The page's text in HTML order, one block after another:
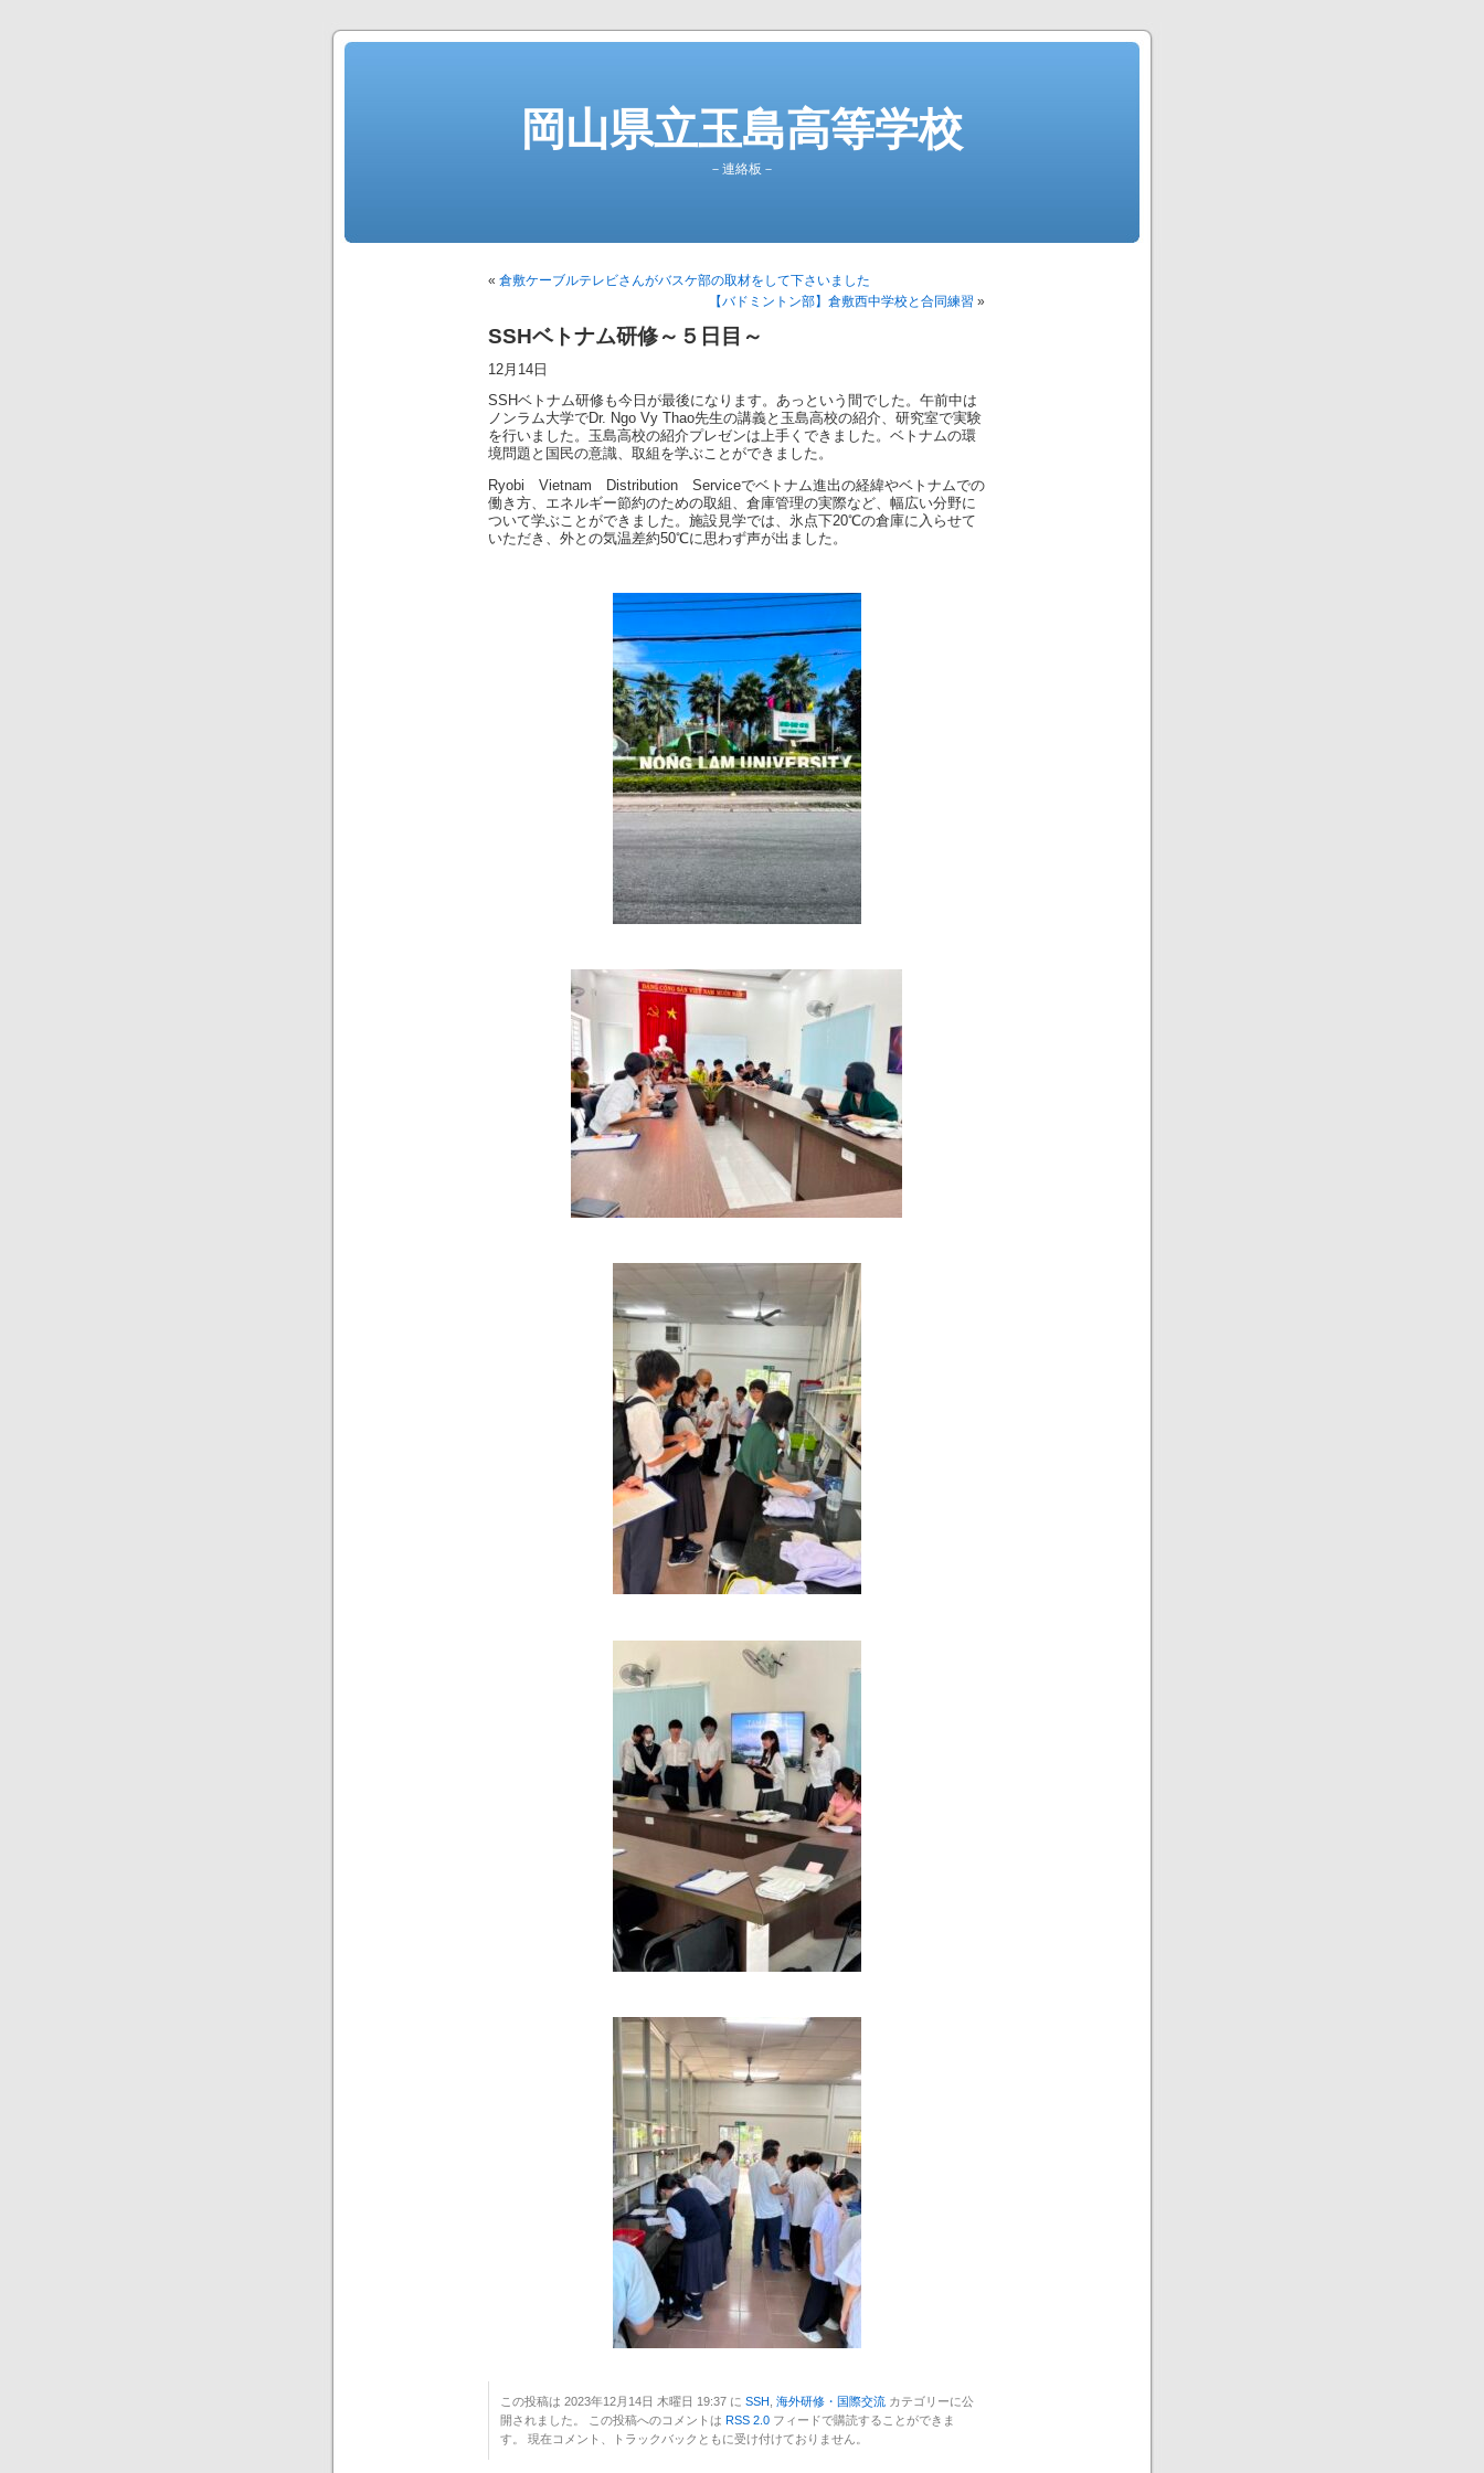
岡山県立玉島高等学校
－連絡板－
« 倉敷ケーブルテレビさんがバスケ部の取材をして下さいました
【バドミントン部】倉敷西中学校と合同練習 »
SSHベトナム研修～５日目～
12月14日
SSHベトナム研修も今日が最後になります。あっという間でした。午前中は
ノンラム大学でDr. Ngo Vy Thao先生の講義と玉島高校の紹介、研究室で実験
を行いました。玉島高校の紹介プレゼンは上手くできました。ベトナムの環
境問題と国民の意識、取組を学ぶことができました。
Ryobi Vietnam Distribution Serviceでベトナム進出の経緯やベトナムでの
働き方、エネルギー節約のための取組、倉庫管理の実際など、幅広い分野に
ついて学ぶことができました。施設見学では、氷点下20℃の倉庫に入らせて
いただき、外との気温差約50℃に思わず声が出ました。
この投稿は 2023年12月14日 木曜日 19:37 に SSH 海外研修・国際交流 カテゴリーに公
開されました。 この投稿へのコメントは RSS 2.0 フィードで購読することができま
す。 現在コメント、トラックバックともに受け付けておりません。